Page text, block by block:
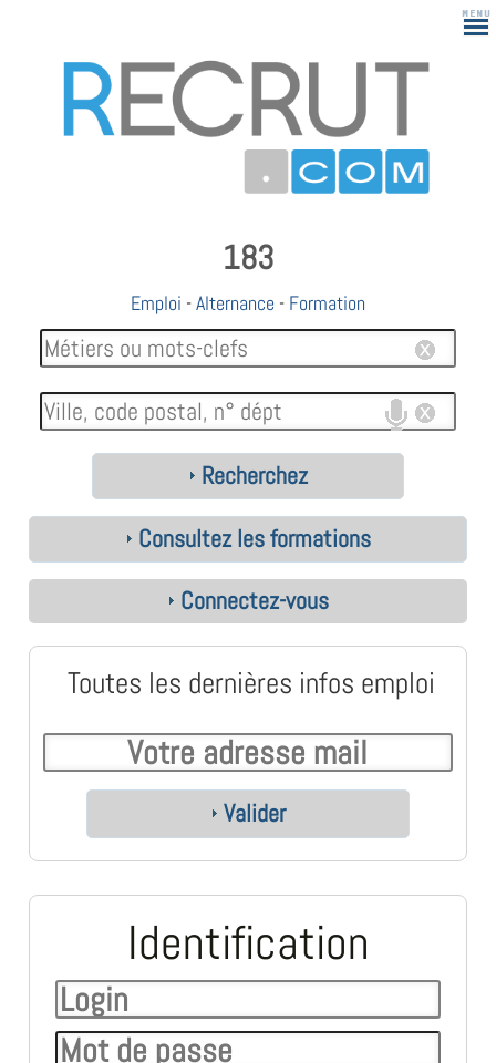
183
Emploi -Alternance - Formation
Recherchez
Consultez les formations
Connectez-vous
Toutes les dernières infos emploi
Valider
Identification